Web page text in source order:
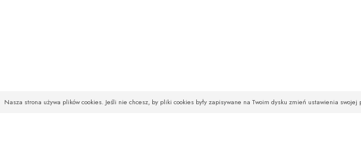
Nasza strona używa plików cookies. Jeśli nie chcesz, by pliki cookies były zapisywane na Twoim dysku zmień ustawienia swojej